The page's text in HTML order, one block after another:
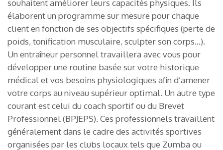
souhaitent améliorer leurs capacités physiques. Ils
élaborent un programme sur mesure pour chaque
client en fonction de ses objectifs spécifiques (perte de
poids, tonification musculaire, sculpter son corps…).
Un entraîneur personnel travaillera avec vous pour
développer une routine basée sur votre historique
médical et vos besoins physiologiques afin d’amener
votre corps au niveau supérieur optimal. Un autre type
courant est celui du coach sportif ou du Brevet
Professionnel (BPJEPS). Ces professionnels travaillent
généralement dans le cadre des activités sportives
organisées par les clubs locaux tels que Zumba ou